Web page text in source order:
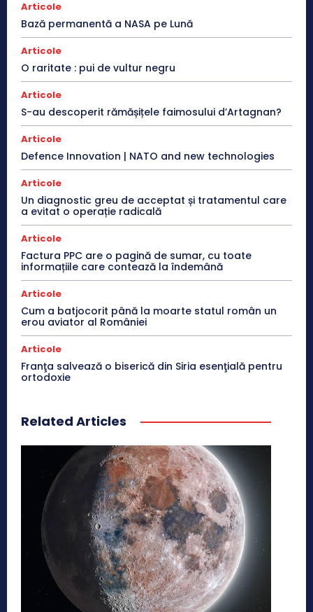
Articole
Bază permanentă a NASA pe Lună
Articole
O raritate : pui de vultur negru
Articole
S-au descoperit rămășițele faimosului d’Artagnan?
Articole
Defence Innovation | NATO and new technologies
Articole
Un diagnostic greu de acceptat și tratamentul care
a evitat o operație radicală
Articole
Factura PPC are o pagină de sumar, cu toate
informațiile care contează la îndemână
Articole
Cum a batjocorit până la moarte statul român un
erou aviator al României
Articole
Franţa salvează o biserică din Siria esenţială pentru
ortodoxie
Related Articles